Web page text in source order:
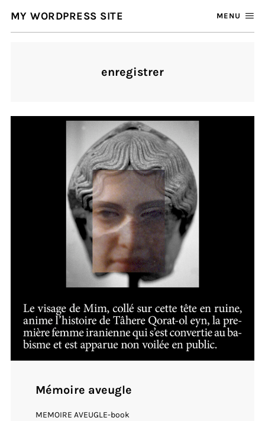
MY WORDPRESS SITE MENU
enregistrer
Mémoire aveugle
MEMOIRE AVEUGLE-book